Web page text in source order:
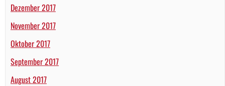
Dezember 2017
November 2017
Oktober 2017
September 2017
August 2017